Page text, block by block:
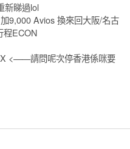
新睇過lol
9,000 Avios 換來回大阪/名古
程ECON
<——請問呢次停香港係咪要